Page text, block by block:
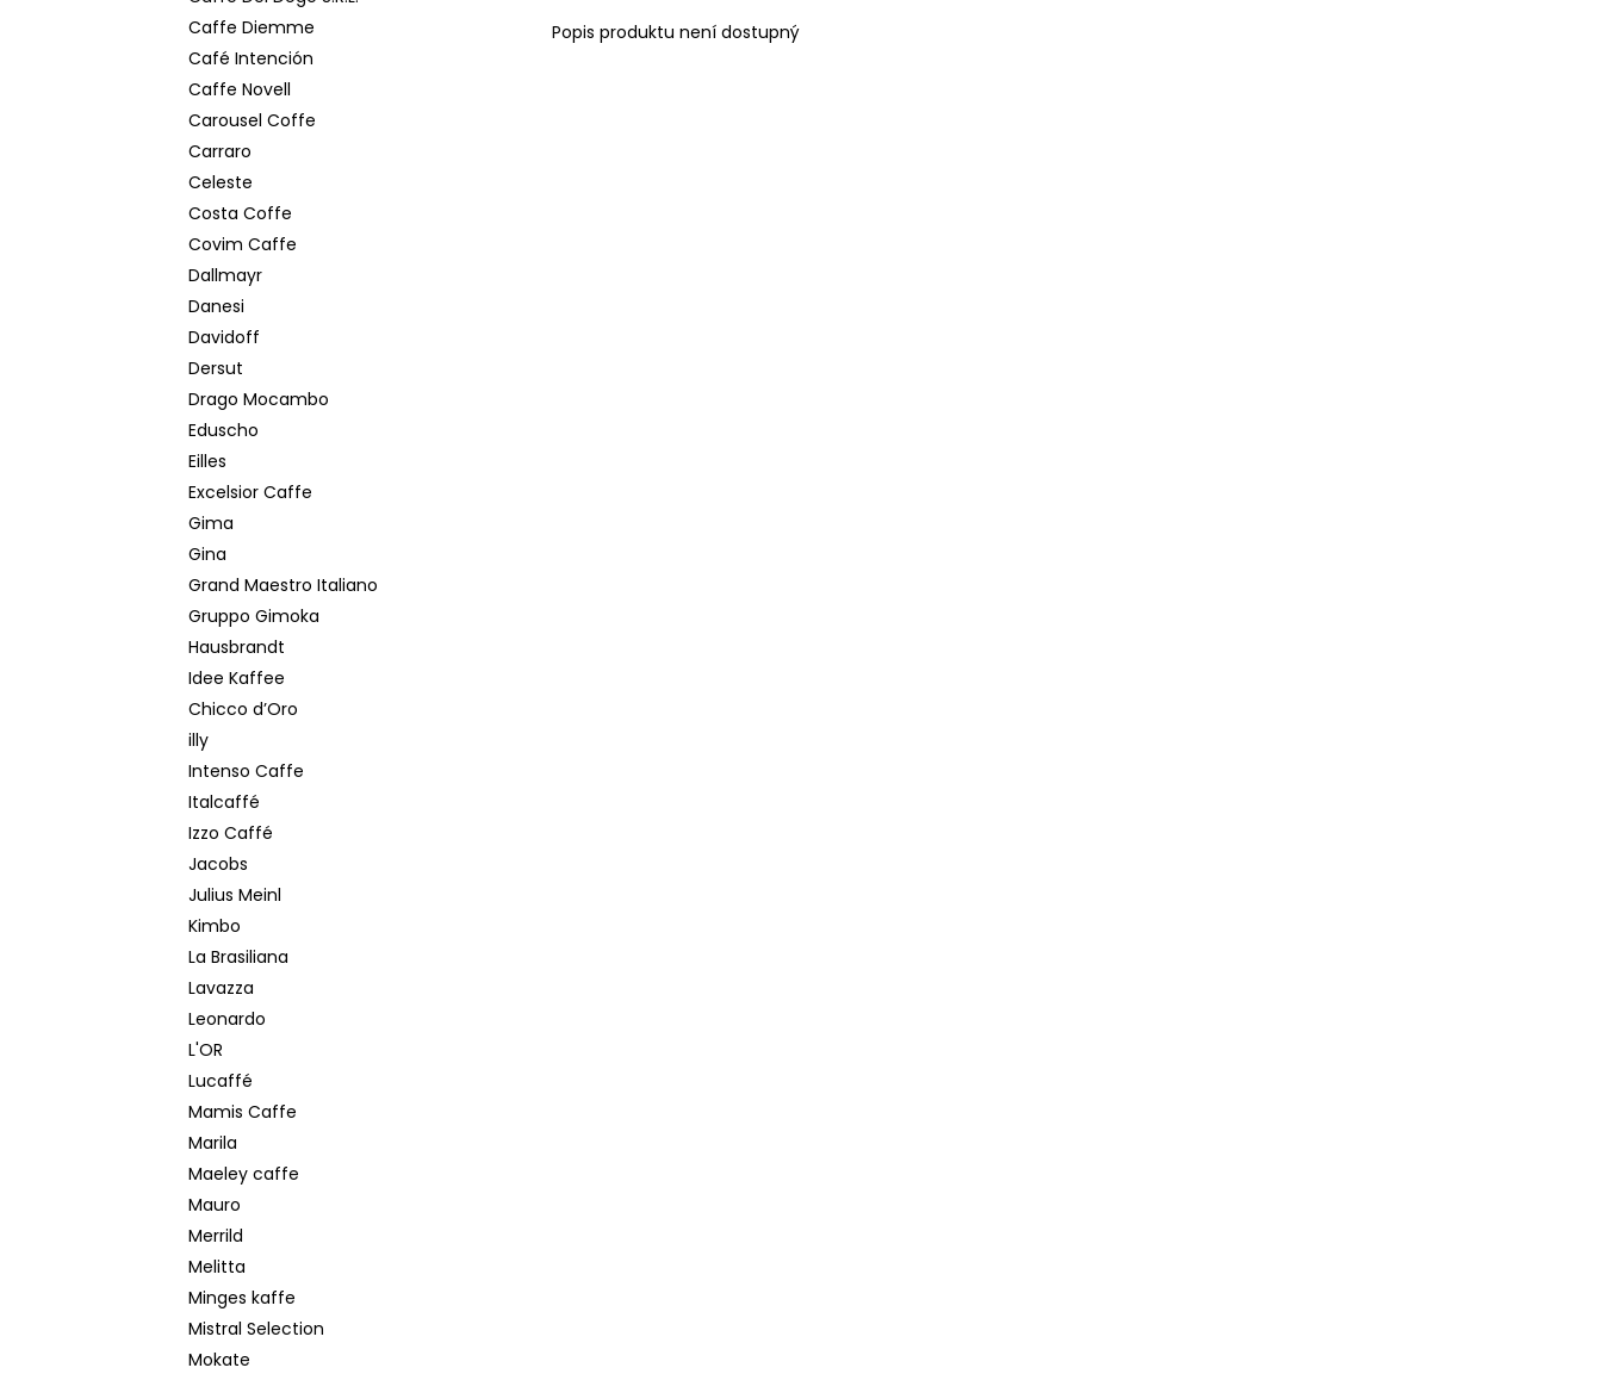
Caffe Diemme
Café Intención
Caffe Novell
Carousel Coffe
Carraro
Celeste
Costa Coffe
Covim Caffe
Dallmayr
Danesi
Davidoff
Dersut
Drago Mocambo
Eduscho
Eilles
Excelsior Caffe
Gima
Gina
Grand Maestro Italiano
Gruppo Gimoka
Hausbrandt
Idee Kaffee
Chicco d’Oro
illy
Intenso Caffe
Italcaffé
Izzo Caffé
Jacobs
Julius Meinl
Kimbo
La Brasiliana
Lavazza
Leonardo
L'OR
Lucaffé
Mamis Caffe
Marila
Maeley caffe
Mauro
Merrild
Melitta
Minges kaffe
Mistral Selection
Mokate
Popis produktu není dostupný